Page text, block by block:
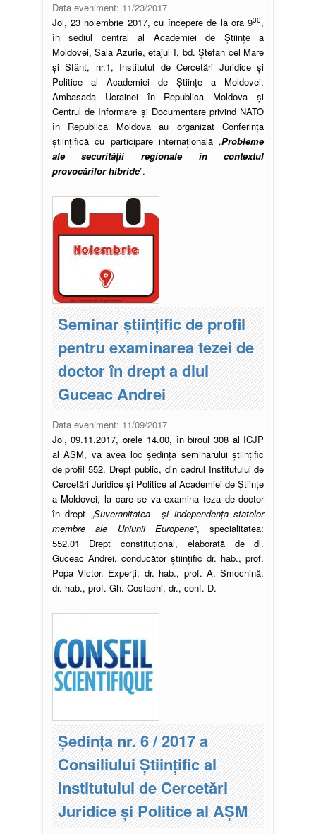
Data eveniment: 11/23/2017
Joi, 23 noiembrie 2017, cu începere de la ora 930,
în sediul central al Academiei de Științe a
Moldovei, Sala Azurie, etajul I, bd. Ștefan cel Mare
și Sfânt, nr.1, Institutul de Cercetări Juridice și
Politice al Academiei de Științe a Moldovei,
Ambasada Ucrainei în Republica Moldova și
Centrul de Informare și Documentare privind NATO
în Republica Moldova au organizat Conferința
științifică cu participare internațională „Probleme
ale securității regionale în contextul
provocărilor hibride”.
Seminar științific de profil
pentru examinarea tezei de
doctor în drept a dlui
Guceac Andrei
Data eveniment: 11/09/2017
Joi, 09.11.2017, orele 14.00, în biroul 308 al ICJP
al AȘM, va avea loc ședința seminarului științific
de profil 552. Drept public, din cadrul Institutului de
Cercetări Juridice şi Politice al Academiei de Ştiințe
a Moldovei, la care se va examina teza de doctor
în drept „Suveranitatea și independența statelor
membre ale Uniunii Europene”, specialitatea:
552.01 Drept constituțional, elaborată de dl.
Guceac Andrei, conducător științific dr. hab., prof.
Popa Victor. Experți; dr. hab., prof. A. Smochină,
dr. hab., prof. Gh. Costachi, dr., conf. D.
Ședinţa nr. 6 / 2017 a
Consiliului Ştiinţific al
Institutului de Cercetări
Juridice şi Politice al AŞM